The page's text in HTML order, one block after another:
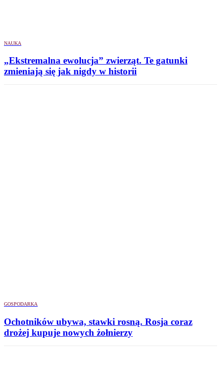
NAUKA
„Ekstremalna ewolucja” zwierząt. Te gatunki
zmieniają się jak nigdy w historii
GOSPODARKA
Ochotników ubywa, stawki rosną. Rosja coraz
drożej kupuje nowych żołnierzy